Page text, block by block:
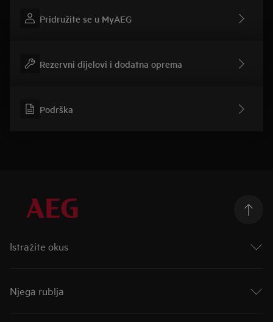
Pridružite se u MyAEG
Rezervni dijelovi i dodatna oprema
Podrška
Istražite okus
Taste of Tommorow
Mastery Range
Njega rublja